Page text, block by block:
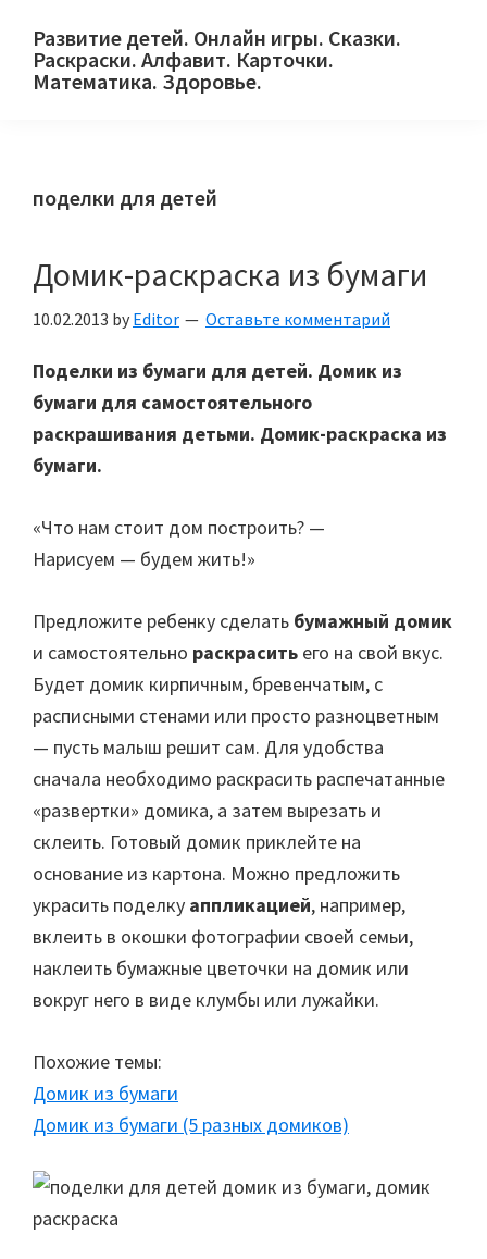
primary
main
primary
Развитие детей. Онлайн игры. Сказки.
Раскраски. Алфавит. Карточки.
Математика. Здоровье.
и
родителей.
поделки для детей
Домик-раскраска из бумаги
10.02.2013 by Editor Оставьте комментарий
Поделки из бумаги для детей. Домик из
бумаги для самостоятельного
раскрашивания детьми. Домик-раскраска из
бумаги.
«Что нам стоит дом построить? —
Нарисуем — будем жить!»
Предложите ребенку сделать бумажный домик
и самостоятельно раскрасить его на свой вкус.
Будет домик кирпичным, бревенчатым, с
расписными стенами или просто разноцветным
— пусть малыш решит сам. Для удобства
сначала необходимо раскрасить распечатанные
«развертки» домика, а затем вырезать и
склеить. Готовый домик приклейте на
основание из картона. Можно предложить
украсить поделку аппликацией, например,
вклеить в окошки фотографии своей семьи,
наклеить бумажные цветочки на домик или
вокруг него в виде клумбы или лужайки.
Похожие темы:
Домик из бумаги
Домик из бумаги (5 разных домиков)